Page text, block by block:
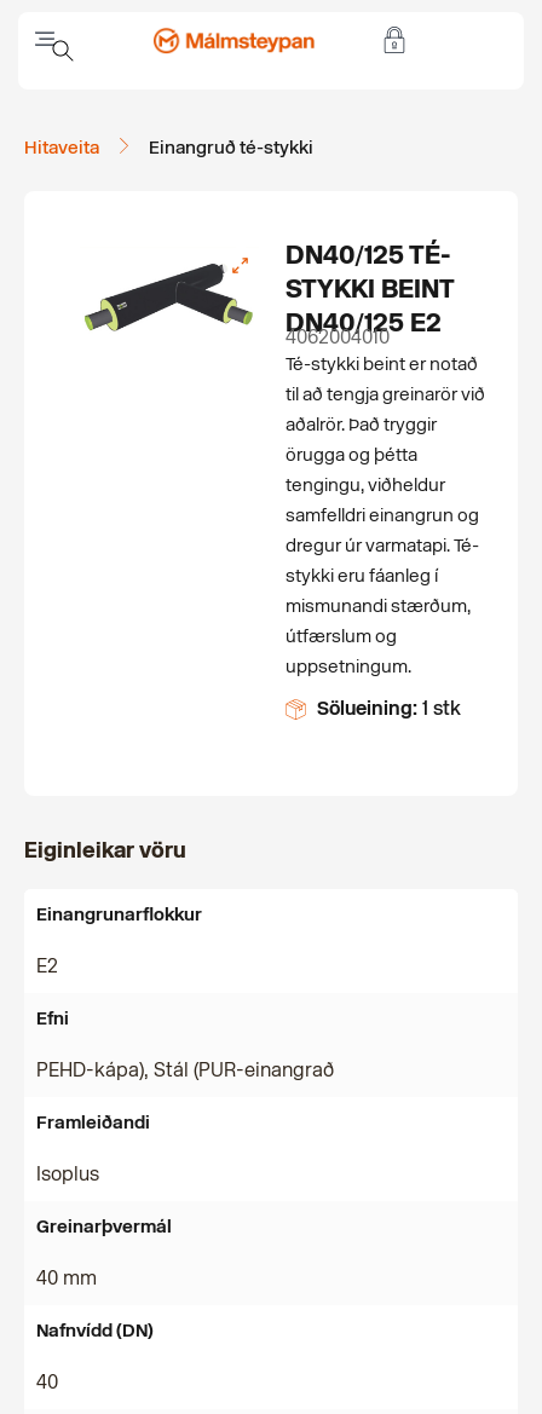
Hitaveita Einangruð té-stykki
DN40/125 TÉ-
STYKKI BEINT
DN40/125 E2
4062004010
Té-stykki beint er notað
til að tengja greinarör við
aðalrör. Það tryggir
örugga og þétta
tengingu, viðheldur
samfelldri einangrun og
dregur úr varmatapi. Té-
stykki eru fáanleg í
mismunandi stærðum,
útfærslum og
uppsetningum.
Sölueining:1 stk
Eiginleikar vöru
Einangrunarflokkur
E2
Efni
PEHD-kápa), Stál (PUR-einangrað
Framleiðandi
Isoplus
Greinarþvermál
40 mm
Nafnvídd (DN)
40